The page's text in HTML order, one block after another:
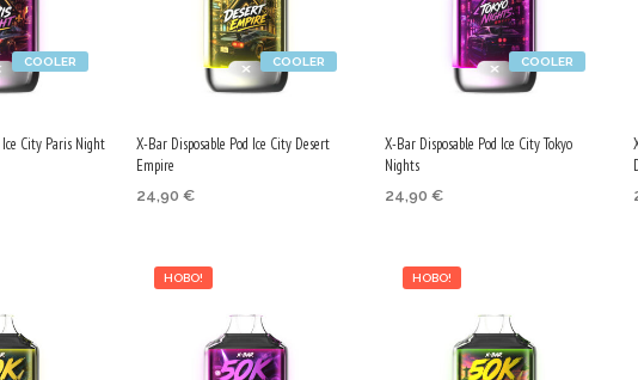
COOLER
Ice City Paris Night
COOLER
X-Bar Disposable Pod Ice City Desert
Empire
24,90 €
product
has
multiple
variants.
COOLER
X-Bar Disposable Pod Ice City Tokyo
Nights
24,90 €
product
has
multiple
variants.
НОВО! НОВО!